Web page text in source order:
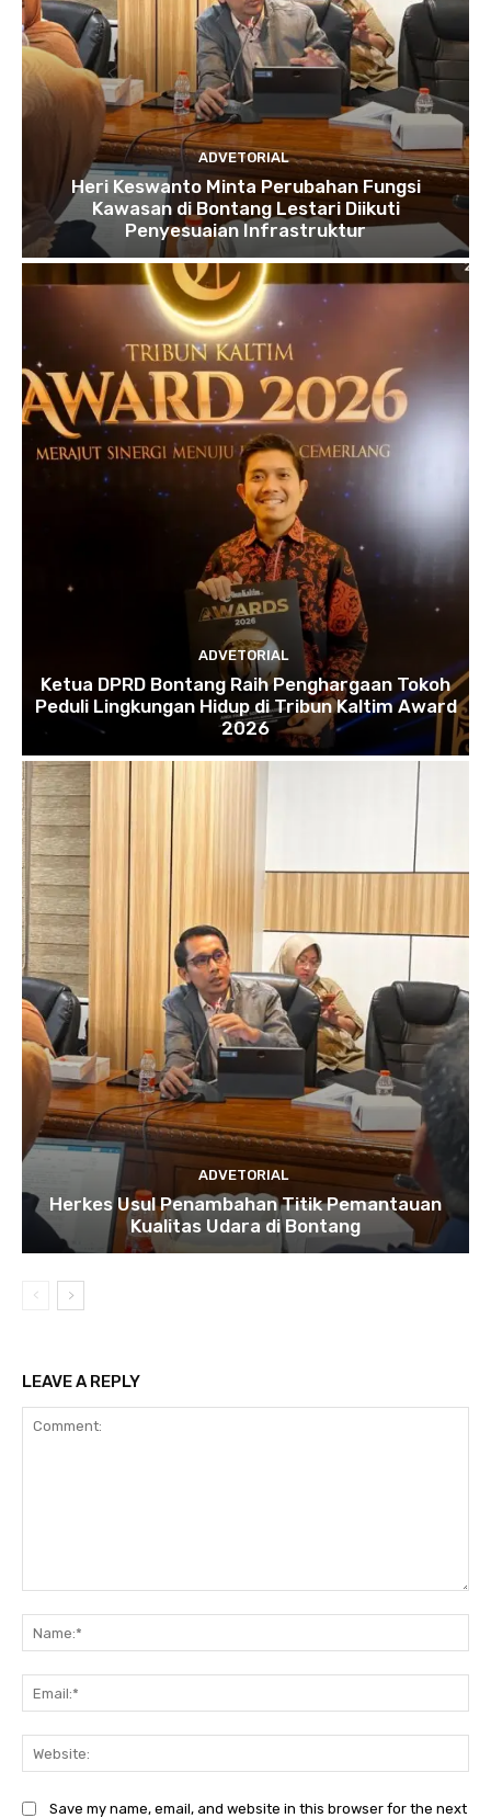
ADVETORIAL
Heri Keswanto Minta Perubahan Fungsi
Kawasan di Bontang Lestari Diikuti
Penyesuaian Infrastruktur
ADVETORIAL
Ketua DPRD Bontang Raih Penghargaan Tokoh
Peduli Lingkungan Hidup di Tribun Kaltim Award
2026
ADVETORIAL
Herkes Usul Penambahan Titik Pemantauan
Kualitas Udara di Bontang
LEAVE A REPLY
Save my name, email, and website in this browser for the next